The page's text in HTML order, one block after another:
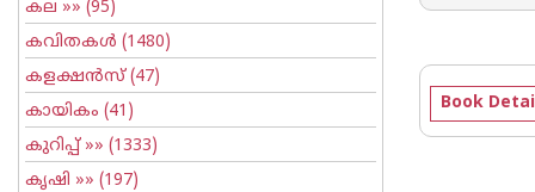
കല »» (95)
കവിതകള്‍ (1480)
കളക്ഷന്‍സ്(47)
കായികം (41)
കുറിപ്പ്‌ »» (1333)
കൃഷി »» (197)
Book